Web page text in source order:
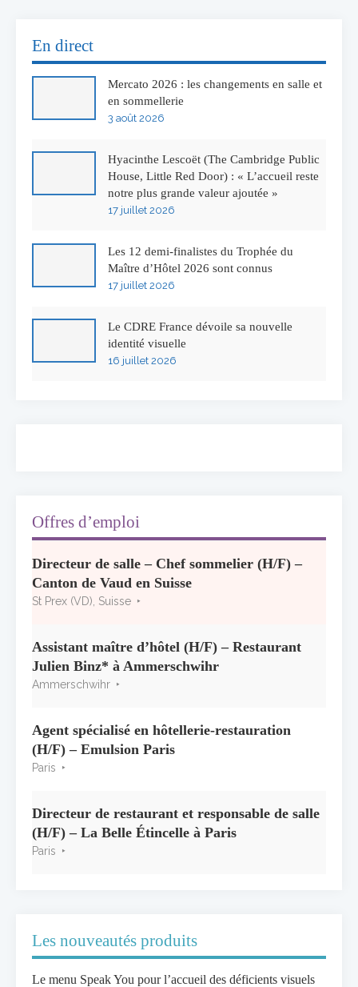
En direct
Mercato 2026 : les changements en salle et
en sommellerie
3 août 2026
Hyacinthe Lescoët (The Cambridge Public
House, Little Red Door) : « L’accueil reste
notre plus grande valeur ajoutée »
17 juillet 2026
Les 12 demi-finalistes du Trophée du
Maître d’Hôtel 2026 sont connus
17 juillet 2026
Le CDRE France dévoile sa nouvelle
identité visuelle
16 juillet 2026
sélection consacrée à la Bourgogne
7 juillet 2026
40 ans chez Georges Blanc
3 juillet 2026
Offres d’emploi
Directeur de salle – Chef sommelier (H/F) –
Canton de Vaud en Suisse
St Prex (VD), Suisse
Assistant maître d’hôtel (H/F) – Restaurant
Julien Binz* à Ammerschwihr
Ammerschwihr
Agent spécialisé en hôtellerie-restauration
(H/F) – Emulsion Paris
Paris
Directeur de restaurant et responsable de salle
(H/F) – La Belle Étincelle à Paris
Paris
Les nouveautés produits
Le menu Speak You pour l’accueil des déficients visuels